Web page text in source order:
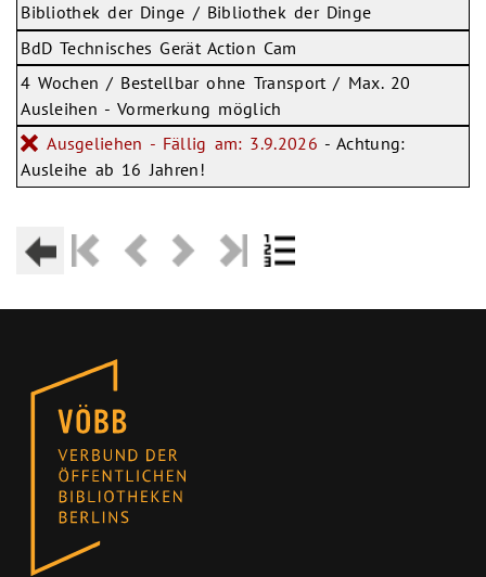
Bibliothek der Dinge / Bibliothek der Dinge
BdD Technisches Gerät Action Cam
4 Wochen / Bestellbar ohne Transport / Max. 20
Ausleihen - Vormerkung möglich
Ausgeliehen - Fällig am: 3.9.2026 - Achtung:
Ausleihe ab 16 Jahren!